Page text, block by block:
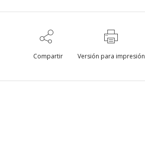
Compartir Versión para impresión